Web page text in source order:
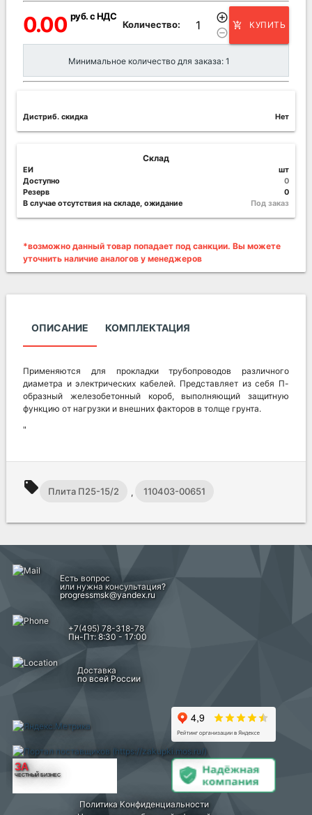
0.00 руб. с НДС
Количество:
add_circle_outline
remove_circle_outline
add_shopping_cart КУПИТЬ
Минимальное количество для заказа: 1
Дистриб. скидка Нет
Склад
ЕИ
шт
Доступно
0
Резерв
0
В случае отсутствия на складе, ожидание
Под заказ
*возможно данный товар попадает под санкции. Вы можете
уточнить наличие аналогов у менеджеров
ОПИСАНИЕ КОМПЛЕКТАЦИЯ
Применяются для прокладки трубопроводов различного
диаметра и электрических кабелей. Представляет из себя П-
образный железобетонный короб, выполняющий защитную
функцию от нагрузки и внешних факторов в толще грунта.
"
local_offer Плита П25-15/2 , 110403-00651
Есть вопрос
или нужна консультация?
progressmsk@yandex.ru
+7(495) 78-318-78
Пн-Пт: 8:30 - 17:00
Доставка
по всей России
ЗА
ЧЕСТНЫЙ БИЗНЕС
Политика Конфиденциальности